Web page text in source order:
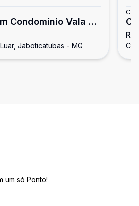
Condomínio Vala do
Jaboticatubas - MG
um só Ponto!